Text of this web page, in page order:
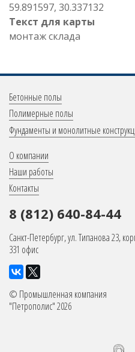
59.891597, 30.337132
Текст для карты
монтаж склада
Меню
в
подвале
Бетонные полы
Полимерные полы
Фундаменты и монолитные
Меню
в
подвале
О компании
Наши работы
Контакты
8 (812) 640-84-44
Санкт-Петербург, ул. Типанова 23,
331 офис
© Промышленная компания
"Петрополис" 2026